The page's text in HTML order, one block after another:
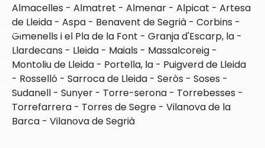
Almacelles - Almatret - Almenar - Alpicat - Artesa
de Lleida - Aspa - Benavent de Segrià - Corbins -
Gimenells i el Pla de la Font - Granja d'Escarp, la -
Llardecans - Lleida - Maials - Massalcoreig -
Montoliu de Lleida - Portella, la - Puigverd de Lleida
- Rosselló - Sarroca de Lleida - Seròs - Soses -
Sudanell - Sunyer - Torre-serona - Torrebesses -
Torrefarrera - Torres de Segre - Vilanova de la
Barca - Vilanova de Segrià